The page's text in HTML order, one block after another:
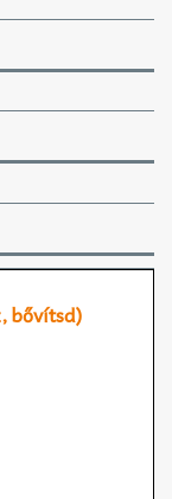
bővítsd)